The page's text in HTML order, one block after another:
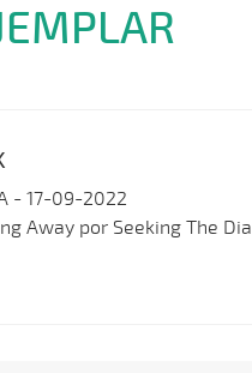
- 17-09-2022
Away por Seeking The Dia